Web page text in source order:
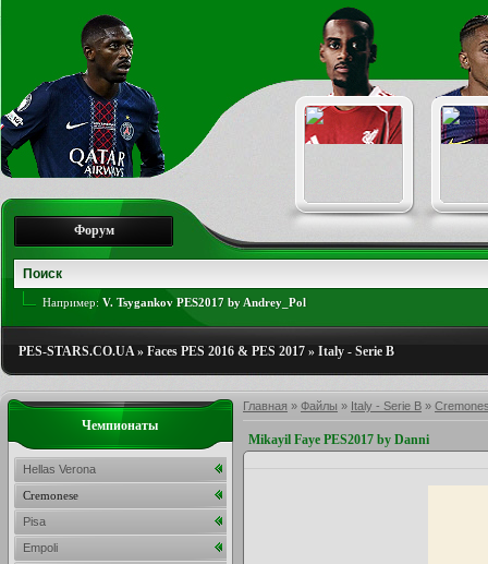
Форум
Например: V. Tsygankov PES2017 by Andrey_Pol
PES-STARS.CO.UA» Faces PES 2016 & PES 2017 » Italy - Serie B
Главная » Файлы » Italy - Serie B »
Mikayil Faye PES2017 by Danni
Чемпионаты
Hellas Verona
Cremonese
Pisa
Empoli